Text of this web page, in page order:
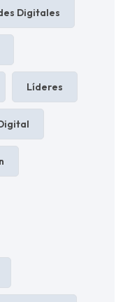
Digitales
Líderes